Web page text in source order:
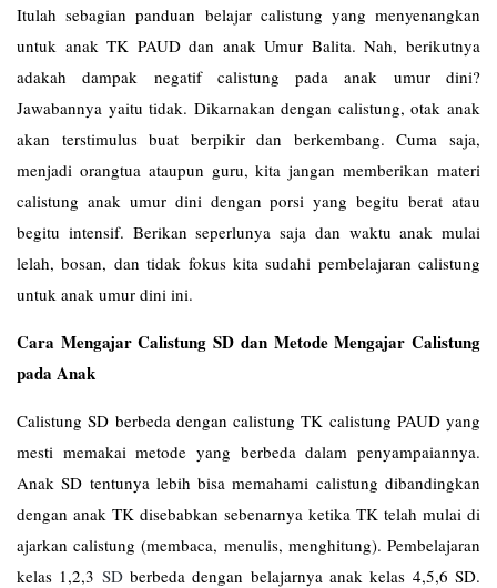
Itulah sebagian panduan belajar calistung yang menyenangkan
untuk anak TK PAUD dan anak Umur Balita. Nah, berikutnya
adakah dampak negatif calistung pada anak umur dini?
Jawabannya yaitu tidak. Dikarnakan dengan calistung, otak anak
akan terstimulus buat berpikir dan berkembang. Cuma saja,
menjadi orangtua ataupun guru, kita jangan memberikan materi
calistung anak umur dini dengan porsi yang begitu berat atau
begitu intensif. Berikan seperlunya saja dan waktu anak mulai
lelah, bosan, dan tidak fokus kita sudahi pembelajaran calistung
untuk anak umur dini ini.
Cara Mengajar Calistung SD dan Metode Mengajar Calistung
pada Anak
Calistung SD berbeda dengan calistung TK calistung PAUD yang
mesti memakai metode yang berbeda dalam penyampaiannya.
Anak SD tentunya lebih bisa memahami calistung dibandingkan
dengan anak TK disebabkan sebenarnya ketika TK telah mulai di
ajarkan calistung (membaca, menulis, menghitung). Pembelajaran
kelas 1,2,3 SDberbeda dengan belajarnya anak kelas 4,5,6 SD.